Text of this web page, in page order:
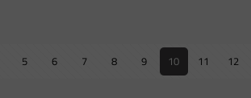
5 6 7 8 9 10 11 12